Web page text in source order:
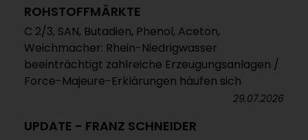
POLYMERPREISE
Vorprodukte Juli/August 2026
POLYMERPREISE
Styrolkunststoffe Juli 2026: Absturz der SM-
Atempause wohl aber nur von kurzer Dauer
ROHSTOFFMÄRKTE
C 2/3, SAN, Butadien, Phenol, Aceton,
Weichmacher: Rhein-Niedrigwasser
beeinträchtigt zahlreiche Erzeugungsanlagen /
Force-Majeure-Erklärungen häufen sich
29.07.2026
UPDATE - FRANZ SCHNEIDER